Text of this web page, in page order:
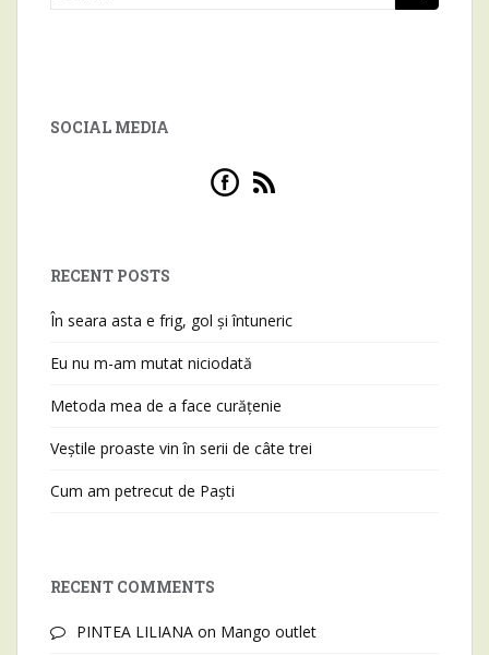
SOCIAL MEDIA
RECENT POSTS
În seara asta e frig, gol și întuneric
Eu nu m-am mutat niciodată
Metoda mea de a face curățenie
Veștile proaste vin în serii de câte trei
Cum am petrecut de Paști
RECENT COMMENTS
PINTEA LILIANA on Mango outlet